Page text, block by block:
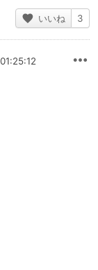
いいね 3